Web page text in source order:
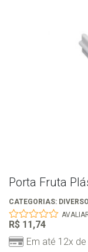
Porta Fruta
CATEGORIAS:
0
out
of
R$ 11,74
Em até 12x de